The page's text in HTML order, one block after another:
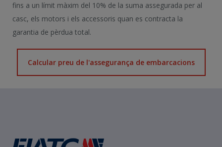
fins a un límit màxim del 10% de la suma assegurada per al
casc, els motors i els accessoris quan es contracta la
garantia de pèrdua total.
Calcular preu de l'assegurança de embarcacions